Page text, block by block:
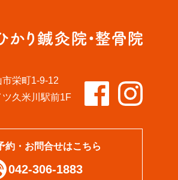
栄町1-9-12
ツ久米川駅前1F
約・お問合せはこちら
042-306-1883